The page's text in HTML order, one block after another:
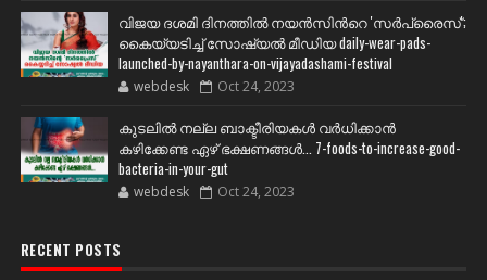
വിജയ ദശമി ദിനത്തില്‍ നയന്‍സിന്‍റെ 'സര്‍പ്രൈസ്';
കൈയ്യടിച്ച് സോഷ്യല്‍ മീഡിയ daily-wear-pads-
launched-by-nayanthara-on-vijayadashami-festival
webdesk Oct 24, 2023
കുടലിൽ നല്ല ബാക്ടീരിയകൾ വര്‍ധിക്കാന്‍
കഴിക്കേണ്ട ഏഴ് ഭക്ഷണങ്ങള്‍... 7-foods-to-increase-good-
bacteria-in-your-gut
webdesk Oct 24, 2023
RECENT POSTS